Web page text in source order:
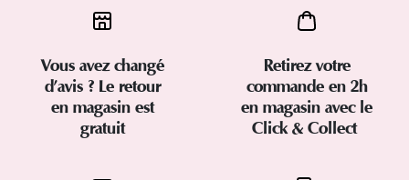
Vous avez changé
d’avis ? Le retour
en magasin est
gratuit
Retirez votre
commande en 2h
en magasin avec le
Click & Collect